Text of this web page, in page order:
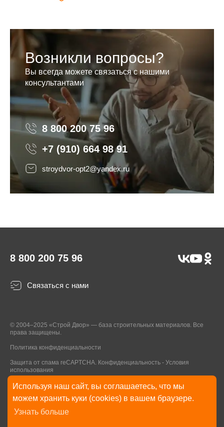
Используя наш сайт, вы соглашаетесь, что мы
можем хранить куки (cookies) в вашем браузере.
Узнать больше
Возникли вопросы?
Вы всегда можете связаться с нашими
консультантами
8 800 200 75 96 8 800 200 75 96
+7 (910) 664 98 91
stroydvor-opt2@yandex.ru
8 800 200 75 96
Связаться с нами
© 2004–2025 «Строй Двор» — база строительных материалов. Все
права защищены.
Политика конфиденциальности
Защита от спама reCAPTCHA. Конфиденциальность - Условия
использования
* Указанные на Сайте цены, комплектации, описания и технические
характеристики могут быть изменены в любое время без уведомления
пользователей Сайта. Внешний вид товаров и упаковки может